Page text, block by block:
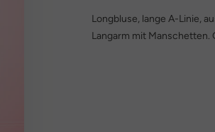
Longbluse, lange A-Linie,
Langarm mit